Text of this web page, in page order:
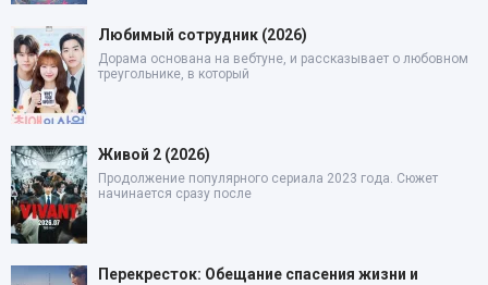
Любимый сотрудник (2026)
Дорама основана на вебтуне, и рассказывает о любовном
треугольнике, в который
Живой 2 (2026)
Продолжение популярного сериала 2023 года. Сюжет
начинается сразу после
Перекресток: Обещание спасения жизни и